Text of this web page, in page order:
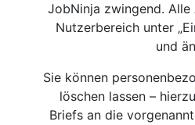
JobNinja zwingend. Alle
Nutzerbereich unter
und
Sie können
löschen lassen –
Briefs an die